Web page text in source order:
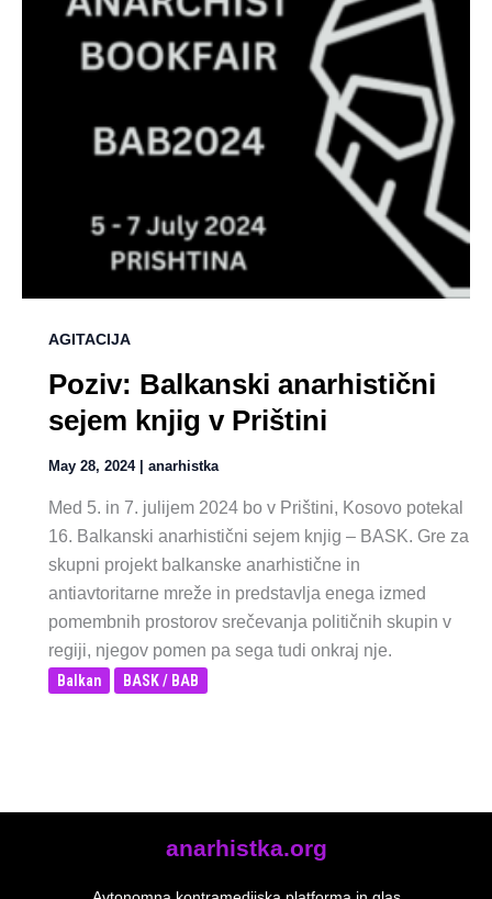
AGITACIJA
Poziv: Balkanski anarhistični
sejem knjig v Prištini
May 28, 2024 anarhistka
Med 5. in 7. julijem 2024 bo v Prištini, Kosovo potekal
16. Balkanski anarhistični sejem knjig – BASK. Gre za
skupni projekt balkanske anarhistične in
antiavtoritarne mreže in predstavlja enega izmed
pomembnih prostorov srečevanja političnih skupin v
regiji, njegov pomen pa sega tudi onkraj nje.
Balkan BASK / BAB
anarhistka.org